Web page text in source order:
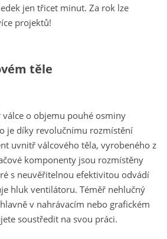
jen třicet minut. Za rok lze
projektů!
těle
o objemu pouhé osminy
je díky revolučnímu rozmístění
uvnitř válcového těla, vyrobeného z
komponenty jsou rozmístěny
s neuvěřitelnou efektivitou odvádí
hluk ventilátoru. Téměř nehlučný
v nahrávacím nebo grafickém
soustředit na svou práci.